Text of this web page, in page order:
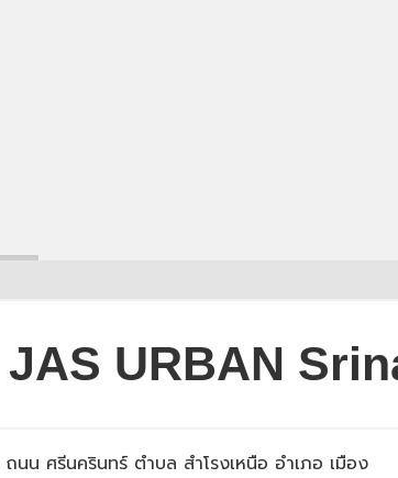
JAS URBAN
นน ศรีนครินทร์ ตำบล สำโรงเหนือ อำเภอ เมือง